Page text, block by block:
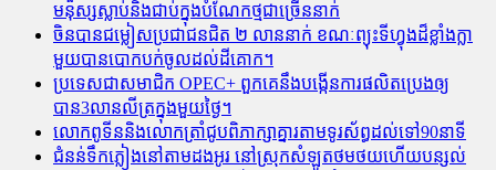
មនុស្សស្លាប់​និង​ជាប់ក្នុងបំណែកថ្មជាច្រើននាក់
ចិនបានជម្លៀសប្រជាជនជិត ២ លាននាក់ ខណៈព្យុះទីហ្វុងដ៏ខ្លាំងក្លា
មួយបានបោកបក់ចូលដល់ដីគោក។
ប្រទេសជាសមាជិក OPEC+​ ពួកគេនឹងបង្កើនការផលិតប្រេងឲ្យ
បាន3លានលីត្រក្នុងមួយថ្ងៃ។
លោកពូទីននិងលោកត្រាំជូបពិភាក្សាគ្នារតាមទូរស័ព្ធដល់ទៅ90នាទី
ជំនន់​ទឹកភ្លៀង​នៅ​តាម​ដងអូរ​ នៅ​ស្រុក​សំឡូត​ថមថយ​ហើយ​បន្សល់​